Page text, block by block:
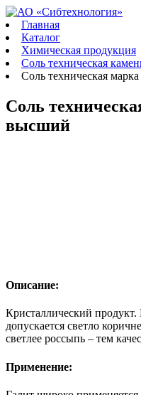
Главная
Каталог
Химическая продукция
Соль техническая
Соль техническая
Соль
высший
Описание:
Кристаллический продукт.
допускается светло
светлее россыпь – тем
Применение: